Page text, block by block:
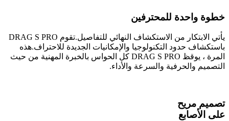
خطوة واحدة للمحترفين
يأتي الابتكار من الاستكشاف النهائي للتفاصيل.تقوم DRAG S PRO
باستكشاف حدود التكنولوجيا والإمكانيات الجديدة للاحتراف.هذه
المرة ، يوقظ DRAG S PRO كل الحواس بالخبرة المهنية من حيث
التصميم والحرفية والسرعة والأداء.
تصميم مريح
على الأصابع